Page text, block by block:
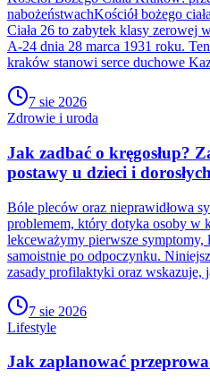
nabożeństwachKościół bożego
Ciała 26 to zabytek klasy zerowej
A-24 dnia 28 marca 1931 roku.
kraków stanowi serce duchowe
7 sie 2026
Zdrowie i uroda
Jak zadbać o kręgosłup?
postawy u dzieci i dorosłych
Bóle pleców oraz nieprawidłowa
problemem, który dotyka osoby w
lekceważymy pierwsze
samoistnie po odpoczynku.
zasady profilaktyki oraz
7 sie 2026
Lifestyle
Jak zaplanować